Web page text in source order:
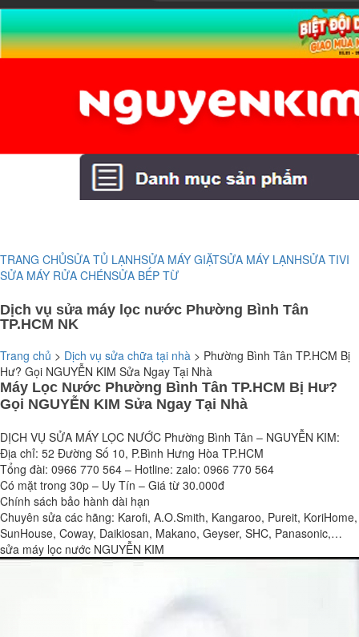
TRANG CHỦSỬA TỦ LẠNHSỬA MÁY GIẶTSỬA MÁY LẠNHSỬA TIVI
SỬA MÁY RỬA CHÉNSỬA BẾP TỪ
Dịch vụ sửa máy lọc nước Phường Bình Tân
TP.HCM NK
Trang chủ > Dịch vụ sửa chữa tại nhà > Phường Bình Tân TP.HCM Bị
Hư? Gọi NGUYỄN KIM Sửa Ngay Tại Nhà
Máy Lọc Nước Phường Bình Tân TP.HCM Bị Hư?
Gọi NGUYỄN KIM Sửa Ngay Tại Nhà
DỊCH VỤ SỬA MÁY LỌC NƯỚC Phường Bình Tân – NGUYỄN KIM:
Địa chỉ: 52 Đường Số 10, P.Bình Hưng Hòa TP.HCM
Tổng đài: 0966 770 564 – Hotline: zalo: 0966 770 564
Có mặt trong 30p – Uy Tín – Giá từ 30.000đ
Chính sách bảo hành dài hạn
Chuyên sửa các hãng: Karofi, A.O.Smith, Kangaroo, Pureit, KoriHome,
SunHouse, Coway, Daikiosan, Makano, Geyser, SHC, Panasonic,…
sửa máy lọc nước NGUYỄN KIM